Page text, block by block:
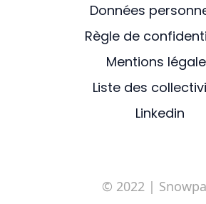
Données
Règle de
Mentions
Liste des
Linkedin
© 2022 |